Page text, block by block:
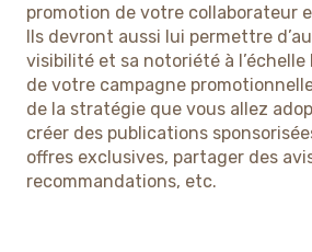
promotion de votre collaborateur
Ils devront aussi lui permettre
visibilité et sa notoriété à l’échelle
de votre campagne
de la stratégie que vous allez
créer des publications
offres exclusives, partager des
recommandations, etc.